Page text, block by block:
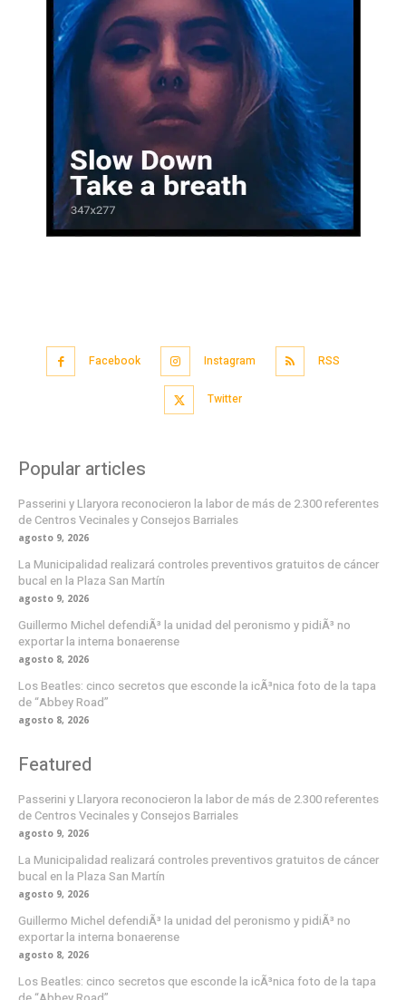
Facebook Instagram RSS
Twitter
Popular articles
Passerini y Llaryora reconocieron la labor de más de 2.300 referentes
de Centros Vecinales y Consejos Barriales
agosto 9, 2026
La Municipalidad realizará controles preventivos gratuitos de cáncer
bucal en la Plaza San Martín
agosto 9, 2026
Guillermo Michel defendiÃ³ la unidad del peronismo y pidiÃ³ no
exportar la interna bonaerense
agosto 8, 2026
Los Beatles: cinco secretos que esconde la icÃ³nica foto de la tapa
de “Abbey Road”
agosto 8, 2026
Featured
Passerini y Llaryora reconocieron la labor de más de 2.300 referentes
de Centros Vecinales y Consejos Barriales
agosto 9, 2026
La Municipalidad realizará controles preventivos gratuitos de cáncer
bucal en la Plaza San Martín
agosto 9, 2026
Guillermo Michel defendiÃ³ la unidad del peronismo y pidiÃ³ no
exportar la interna bonaerense
agosto 8, 2026
Los Beatles: cinco secretos que esconde la icÃ³nica foto de la tapa